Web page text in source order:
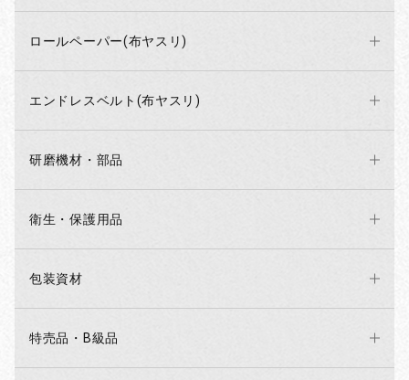
ロールペーパー(布ヤスリ)
エンドレスベルト(布ヤスリ)
研磨機材・部品
衛生・保護用品
包装資材
特売品・B級品